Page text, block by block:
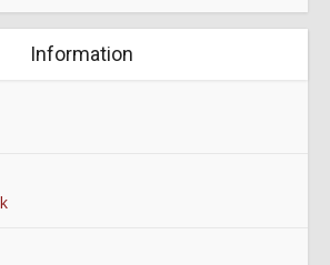
Information